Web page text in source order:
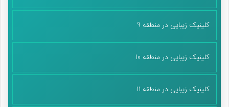
کلینیک زیبایی در منطقه 9
کلینیک زیبایی در منطقه 10
کلینیک زیبایی در منطقه 11